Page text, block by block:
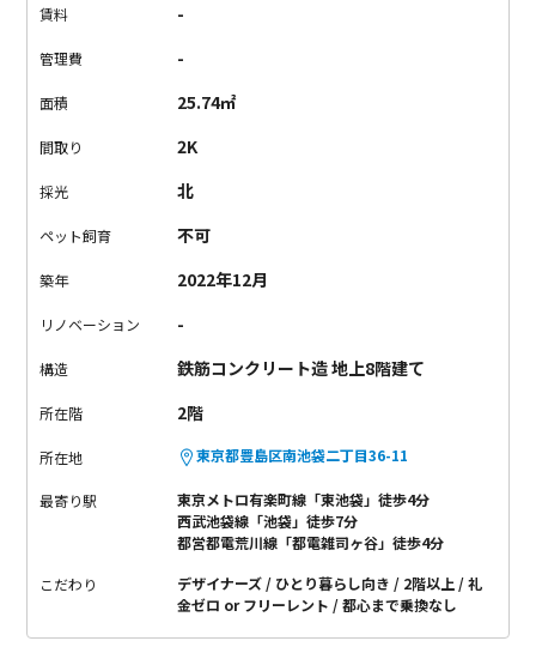
便利な立地。
池袋駅方面まで出れば、外食もショッピングも娯
楽も楽しめちゃう。 仕事終わりや休日が充実すること間違いな
賃料 -
管理費 -
面積 25.74㎡
間取り 2K
採光 北
ペット飼育 不可
築年 2022年12月
リノベーション -
構造 鉄筋コンクリート造 地上8階建て
所在階 2階
所在地 東京都豊島区南池袋二丁目36-11
最寄り駅
東京メトロ有楽町線「東池袋」徒歩4分
西武池袋線「池袋」徒歩7分
都営都電荒川線「都電雑司ヶ谷」徒歩4分
こだわり デザイナーズ ひとり暮らし向き 2階以上
礼
金ゼロ or フリーレント
都心まで乗換なし